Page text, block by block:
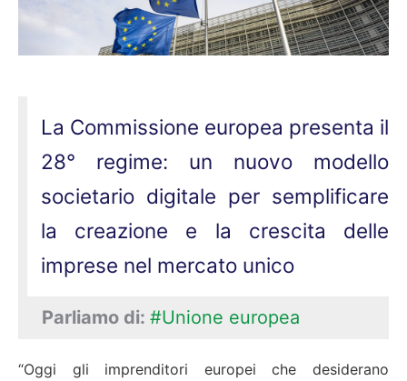
La Commissione europea presenta il
28° regime: un nuovo modello
societario digitale per semplificare
la creazione e la crescita delle
imprese nel mercato unico
Parliamo di: #Unione europea
“Oggi gli imprenditori europei che desiderano